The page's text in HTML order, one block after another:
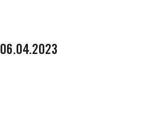
06.04.2023